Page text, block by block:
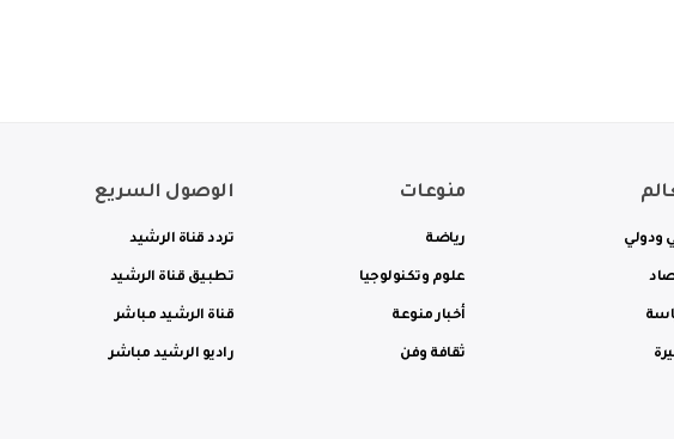
ودولي
منوعات
رياضة
علوم وتكنولوجيا
أخبار منوعة
ثقافة وفن
الوصول السريع
تردد قناة الرشيد
تطبيق قناة الرشيد
قناة الرشيد مباشر
راديو الرشيد مباشر